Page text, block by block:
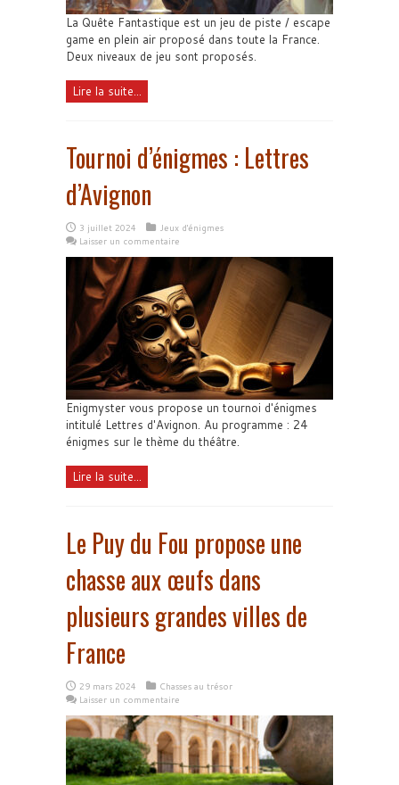
La Quête Fantastique est un jeu de piste / escape
game en plein air proposé dans toute la France.
Deux niveaux de jeu sont proposés.
Lire la suite...
Tournoi d’énigmes : Lettres
d’Avignon
3 juillet 2024
Jeux d'énigmes
Laisser un commentaire
Enigmyster vous propose un tournoi d'énigmes
intitulé Lettres d'Avignon. Au programme : 24
énigmes sur le thème du théâtre.
Lire la suite...
Le Puy du Fou propose une
chasse aux œufs dans
plusieurs grandes villes de
France
29 mars 2024
Chasses au trésor
Laisser un commentaire